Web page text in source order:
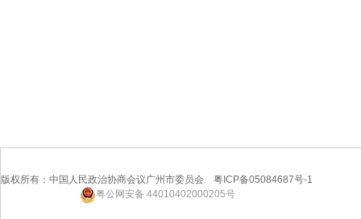
版权所有：中国人民政治协商会议广州市委员会 粤ICP备05084687号-1
粤公网安备 44010402000205号